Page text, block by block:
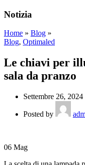
Notizia
Home » Blog »
Blog, Optimaled
Le chiavi per
sala da pranzo
Settembre 26, 2024
Posted by
06 Mag